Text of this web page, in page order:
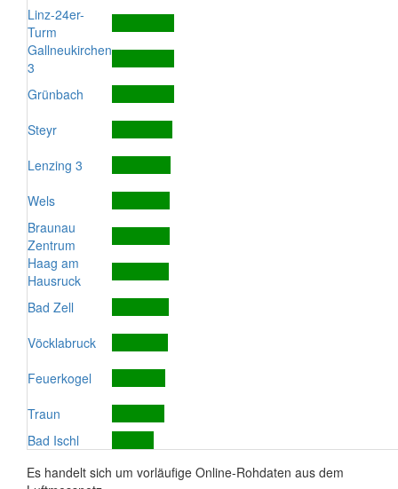
Linz-24er-
Turm
Gallneukirchen
3
Grünbach
Steyr
Lenzing 3
Wels
Braunau
Zentrum
Haag am
Hausruck
Bad Zell
Vöcklabruck
Feuerkogel
Traun
Bad Ischl
Es handelt sich um vorläufige Online-Rohdaten aus dem